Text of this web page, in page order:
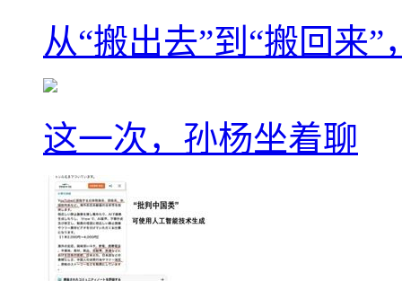
从“搬出去”到“搬回来
这一次，孙杨坐着聊